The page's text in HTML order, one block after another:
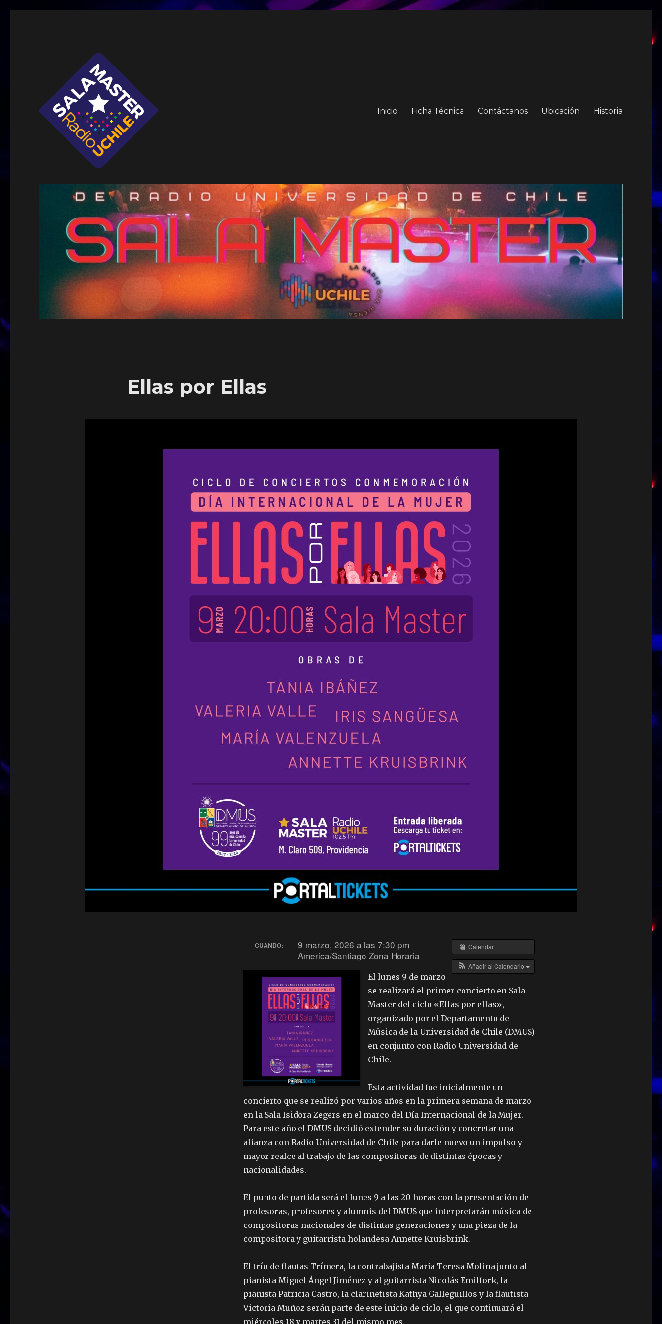
Sala Master
Inicio Ficha Técnica Contáctanos Ubicación Historia
Ellas por Ellas
Calendar
Añadir al Calendario
CUANDO:
9 marzo, 2026 a las 7:30 pm
America/Santiago Zona Horaria
El lunes 9 de marzo
se realizará el primer concierto en Sala
Master del ciclo «Ellas por ellas»,
organizado por el Departamento de
Müsica de la Universidad de Chile (DMUS)
en conjunto con Radio Universidad de
Chile.
Esta actividad fue inicialmente un
concierto que se realizó por varios años en la primera semana de marzo
en la Sala Isidora Zegers en el marco del Día Internacional de la Mujer.
Para este año el DMUS decidió extender su duración y concretar una
alianza con Radio Universidad de Chile para darle nuevo un impulso y
mayor realce al trabajo de las compositoras de distintas épocas y
nacionalidades.
El punto de partida será el lunes 9 a las 20 horas con la presentación de
profesoras, profesores y alumnis del DMUS que interpretarán música de
compositoras nacionales de distintas generaciones y una pieza de la
compositora y guitarrista holandesa Annette Kruisbrink.
El trío de flautas Trímera, la contrabajista María Teresa Molina junto al
pianista Miguel Ángel Jiménez y al guitarrista Nicolás Emilfork, la
pianista Patricia Castro, la clarinetista Kathya Galleguillos y la flautista
Victoria Muñoz serán parte de este inicio de ciclo, el que continuará el
miércoles 18 y martes 31 del mismo mes.